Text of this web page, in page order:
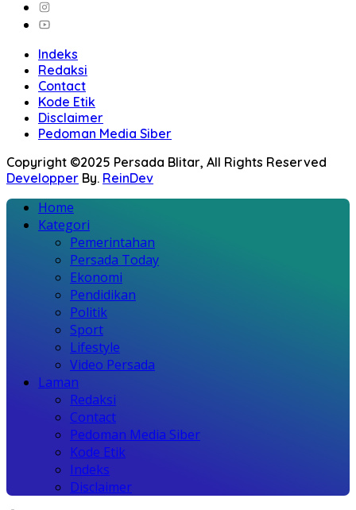
Indeks
Redaksi
Contact
Kode Etik
Disclaimer
Pedoman Media Siber
Copyright ©2025 Persada Blitar, All Rights Reserved
Developper By. ReinDev
Home
Kategori
Pemerintahan
Persada Today
Ekonomi
Pendidikan
Politik
Sport
Lifestyle
Video Persada
Laman
Redaksi
Contact
Pedoman Media Siber
Kode Etik
Indeks
Disclaimer